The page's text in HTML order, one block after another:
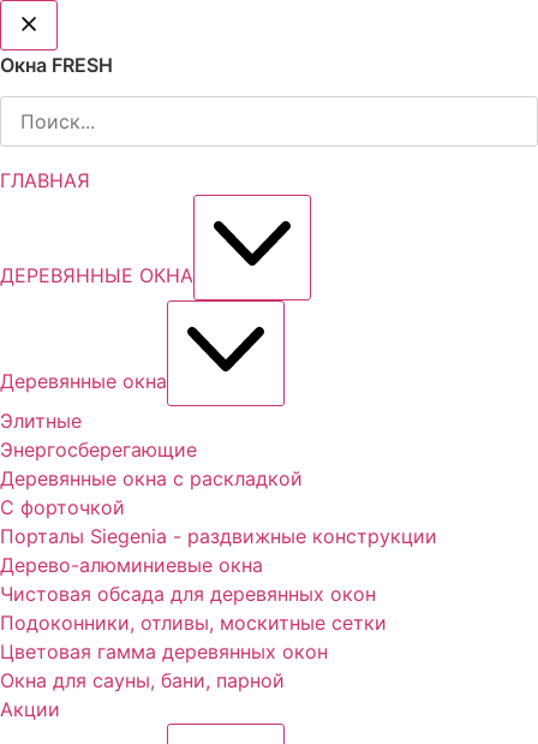
Перейти
к
содержимому
Окна FRESH
ГЛАВНАЯ
ДЕРЕВЯННЫЕ ОКНА
Деревянные окна
Элитные
Энергосберегающие
Деревянные окна с раскладкой
С форточкой
Порталы Siegenia - раздвижные конструкции
Дерево-алюминиевые окна
Чистовая обсада для деревянных окон
Подоконники, отливы, москитные сетки
Цветовая гамма деревянных окон
Окна для сауны, бани, парной
Акции